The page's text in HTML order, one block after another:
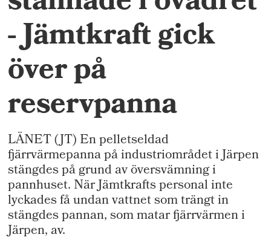
- Jämtkraft gick
över på
reservpanna
LÄNET (JT) En pelletseldad
fjärrvärmepanna på industriområdet i Järpen
stängdes på grund av översvämning i
pannhuset. När Jämtkrafts personal inte
lyckades få undan vattnet som trängt in
stängdes pannan, som matar fjärrvärmen i
Järpen, av.